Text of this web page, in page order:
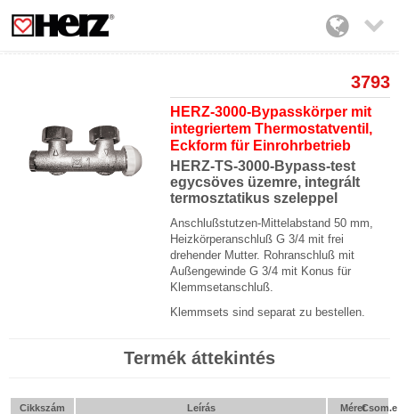

3793
HERZ-3000-Bypasskörper mit
integriertem Thermostatventil,
Eckform für Einrohrbetrieb
HERZ-TS-3000-Bypass-test
egycsöves üzemre, integrált
termosztatikus szeleppel
Anschlußstutzen-Mittelabstand 50 mm,
Heizkörperanschluß G 3/4 mit frei
drehender Mutter. Rohranschluß mit
Außengewinde G 3/4 mit Konus für
Klemmsetanschluß.
Klemmsets sind separat zu bestellen.
Termék áttekintés
Cikkszám Leírás MéretCsom.e